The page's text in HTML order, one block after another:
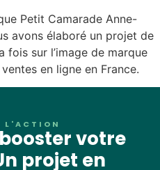
Petit Camarade Anne-
avons élaboré un projet de
sur l’image de marque
en ligne en France.
L'ACTION
votre
projet en